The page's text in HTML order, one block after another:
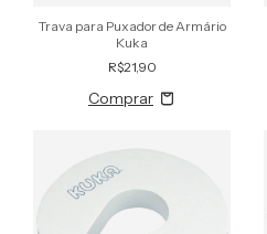
Trava para Puxador de Armário
Kuka
R$21,90